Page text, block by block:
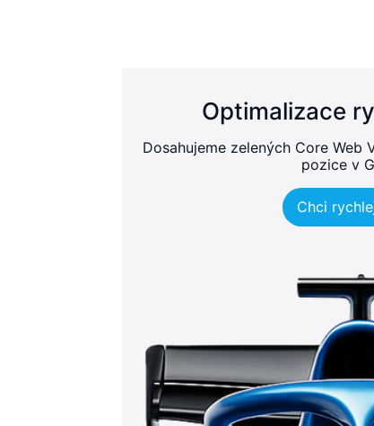
Optimalizace
Dosahujeme zelených Core Web
pozice v
Chci